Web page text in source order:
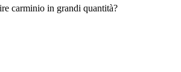
carminio in grandi quantità?